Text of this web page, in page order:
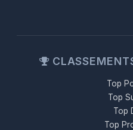
Top
Top
Top
Top